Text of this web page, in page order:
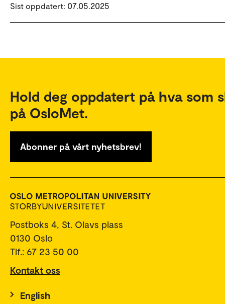
Sist oppdatert: 07.05.2025
Hold deg oppdatert på hva som
på OsloMet.
Abonner på vårt nyhetsbrev!
Postboks 4, St. Olavs plass
0130 Oslo
Tlf.: 67 23 50 00
Kontakt oss
English